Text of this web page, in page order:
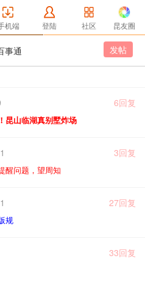
机端 登陆 社区 昆友圈
事通 发帖
6回复
昆山临湖真别墅炸场
3回复
醒问题，望周知
27回复
规
33回复